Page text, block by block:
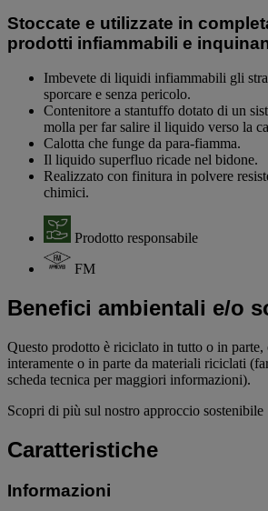
Stoccate e utilizzate in
prodotti infiammabili e
Imbevete di liquidi infiammabili gli
sporcare e senza pericolo.
Contenitore a stantuffo dotato di un
molla per far salire il liquido verso la
Calotta che funge da para-fiamma.
Il liquido superfluo ricade nel bidone.
Realizzato con finitura in polvere
chimici.
Prodotto responsabile
FM
Benefici ambientali e/o
Questo prodotto è riciclato in tutto o in parte,
interamente o in parte da materiali riciclati
scheda tecnica per maggiori informazioni).
Scopri di più sul nostro approccio sostenibile
Caratteristiche
Informazioni